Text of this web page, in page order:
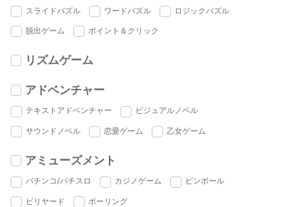
スライドパズル ワードパズル ロジックパズル
脱出ゲーム ポイント＆クリック
リズムゲーム
アドベンチャー
テキストアドベンチャー ビジュアルノベル
サウンドノベル 恋愛ゲーム 乙女ゲーム
アミューズメント
パチンコ/パチスロ カジノゲーム ピンボール
ビリヤード ボーリング